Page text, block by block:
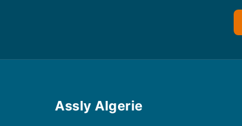
Assly Algerie